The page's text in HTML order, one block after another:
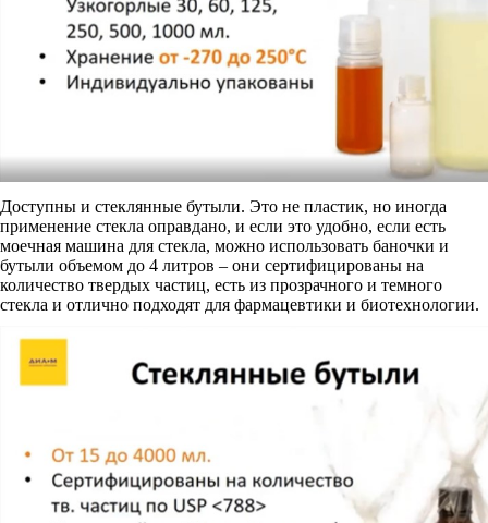
Доступны и стеклянные бутыли. Это не пластик, но иногда
применение стекла оправдано, и если это удобно, если есть
моечная машина для стекла, можно использовать баночки и
бутыли объемом до 4 литров – они сертифицированы на
количество твердых частиц, есть из прозрачного и темного
стекла и отлично подходят для фармацевтики и биотехнологии.